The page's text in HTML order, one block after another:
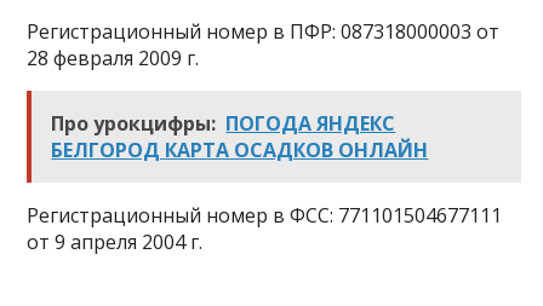
Регистрационный номер в ПФР: 087318000003 от
28 февраля 2009 г.
Про урокцифры: ПОГОДА ЯНДЕКС
БЕЛГОРОД КАРТА ОСАДКОВ ОНЛАЙН
Регистрационный номер в ФСС: 771101504677111
от 9 апреля 2004 г.